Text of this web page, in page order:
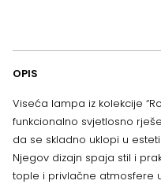
OPIS
Viseća lampa iz kolekcije
funkcionalno svjetlosno
da se skladno uklopi u
Njegov dizajn spaja stil i
tople i privlačne atmosfere